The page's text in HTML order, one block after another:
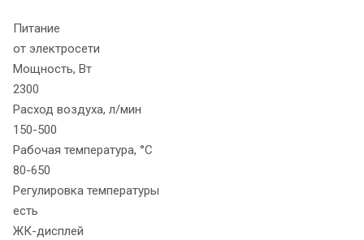
Питание
от электросети
Мощность, Вт
2300
Расход воздуха, л/мин
150-500
Рабочая температура, °C
80-650
Регулировка температуры
есть
ЖК-дисплей